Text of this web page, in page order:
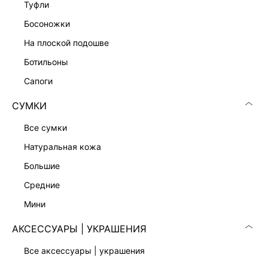
туфли
босоножки
на плоской подошве
ботильоны
сапоги
СУМКИ
все сумки
натуральная кожа
большие
средние
мини
АКСЕССУАРЫ | УКРАШЕНИЯ
все аксессуары | украшения
ПЛАТЬЕ-ФУТЛЯР С КРУЖЕВОМ
6 999 ₽ 10 999 ₽